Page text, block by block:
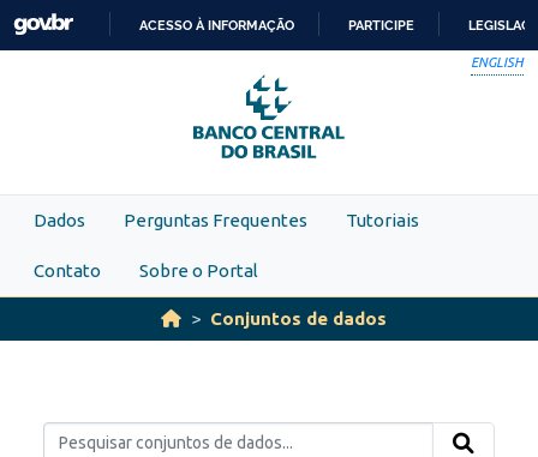
Skip to main content
PARA
O
CONTEÚDO
ACESSO À INFORMAÇÃO PARTICIPE
ENGLISH
Dados Perguntas Frequentes Tutoriais
Contato Sobre o Portal
Conjuntos de dados